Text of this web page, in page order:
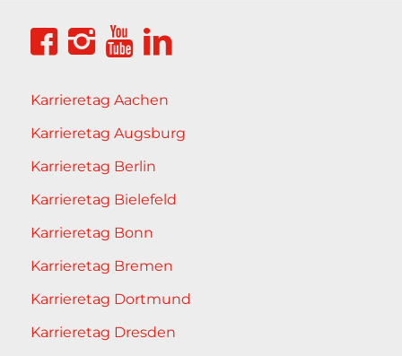
Karrieretag Aachen
Karrieretag Augsburg
Karrieretag Berlin
Karrieretag Bielefeld
Karrieretag Bonn
Karrieretag Bremen
Karrieretag Dortmund
Karrieretag Dresden